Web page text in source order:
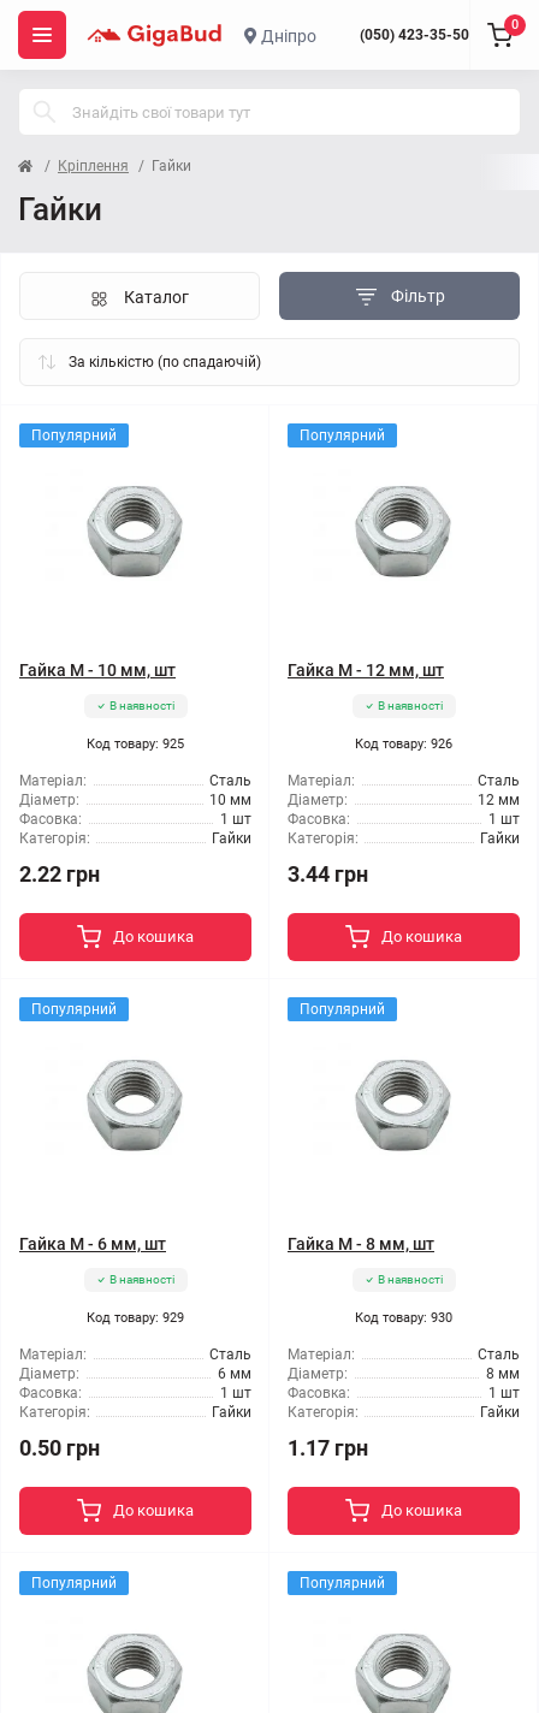
Дніпро (050) 423-35-50
0
Кріплення Гайки
Гайки
Фільтр
Каталог
Популярний
Гайка М - 10 мм, шт
В наявності
Код товару: 925
Матеріал:
Сталь
Діаметр:
10 мм
Фасовка:
1 шт
Категорія:
Гайки
2.22 грн
До кошика
Популярний
Гайка М - 12 мм, шт
В наявності
Код товару: 926
Матеріал:
Сталь
Діаметр:
12 мм
Фасовка:
1 шт
Категорія:
Гайки
3.44 грн
До кошика
Популярний
Гайка М - 6 мм, шт
В наявності
Код товару: 929
Матеріал:
Сталь
Діаметр:
6 мм
Фасовка:
1 шт
Категорія:
Гайки
0.50 грн
До кошика
Популярний
Гайка М - 8 мм, шт
В наявності
Код товару: 930
Матеріал:
Сталь
Діаметр:
8 мм
Фасовка:
1 шт
Категорія:
Гайки
1.17 грн
До кошика
Популярний Популярний